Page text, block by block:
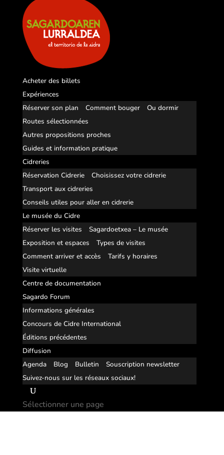
Acheter des billets
Expériences
Réserver son plan
Comment bouger
Ou dormir
Routes sélectionnées
Autres propositions proches
Guides et information pratique
Cidreries
Réservation Cidrerie
Choisissez votre cidrerie
Transport aux cidreries
Conseils utiles pour aller en cidrerie
Le musée du Cidre
Réserver les visites
Sagardoetxea – Le musée
Exposition et espaces
Types de visites
Comment arriver et accès
Tarifs y horaires
Visite virtuelle
Centre de documentation
Sagardo Forum
Informations générales
Concours de Cidre International
Éditions précédentes
Diffusion
Agenda
Blog Bulletin
Souscription newsletter
Suivez-nous sur les réseaux sociaux!
Sélectionner une page